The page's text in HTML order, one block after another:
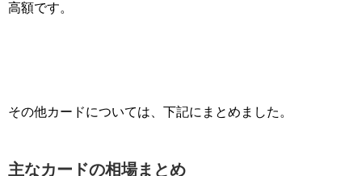
高額です。
その他カードについては、下記にまとめました。
主なカードの相場まとめ